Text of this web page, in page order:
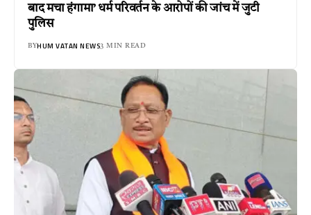
बाद मचा हंगामा’ धर्म परिवर्तन के आरोपों की जांच में जुटी
पुलिस
BYHUM VATAN NEWS3 MIN READ